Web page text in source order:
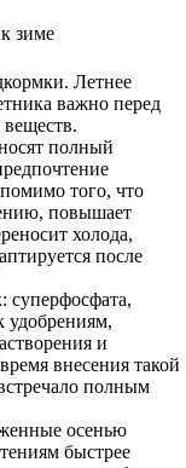
зиме
Летнее
важно перед
веществ.
полный
того, что
повышает
холода,
после
суперфосфата,
удобрениям,
и
внесения такой
полным
осенью
быстрее